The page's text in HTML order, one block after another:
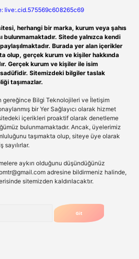
live:.cid.575569c608265c69
herhangi bir marka, kurum veya şahıs
bulunmamaktadır. Sitede yalnızca kendi
paylaşılmaktadır. Burada yer alan içerikler
olup, gerçek kurum ve kişiler hakkında
Gerçek kurum ve kişiler ile isim
Sitemizdeki bilgiler taslak
taşımazlar.
gereğince Bilgi Teknolojileri ve İletişim
bir Yer Sağlayıcı olarak hizmet
içerikleri proaktif olarak denetleme
bulunmamaktadır. Ancak, üyelerimiz
taşımakta olup, siteye üye olarak
sayılırlar.
aykırı olduğunu düşündüğünüz
adresine bildirmeniz halinde,
sitemizden kaldırılacaktır.